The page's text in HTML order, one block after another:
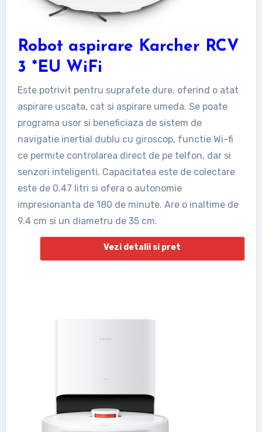
Robot aspirare Karcher RCV
3 *EU WiFi
Este potrivit pentru suprafete dure, oferind o atat
aspirare uscata, cat si aspirare umeda. Se poate
programa usor si beneficiaza de sistem de
navigatie inertial dublu cu giroscop, functie Wi-fi
ce permite controlarea direct de pe telfon, dar si
senzori inteligenti. Capacitatea este de colectare
este de 0.47 litri si ofera o autonomie
impresionanta de 180 de minute. Are o inaltime de
9.4 cm si un diametru de 35 cm.
Vezi detalii si pret